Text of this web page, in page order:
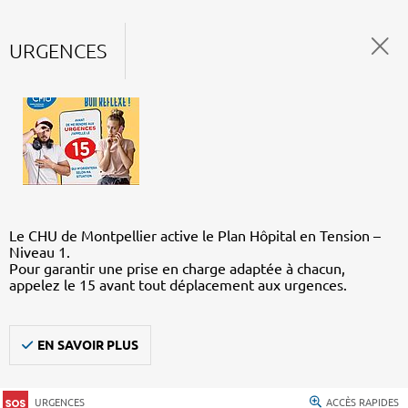
URGENCES
Le CHU de Montpellier active le Plan Hôpital en Tension –
Niveau 1.
Pour garantir une prise en charge adaptée à chacun,
appelez le 15 avant tout déplacement aux urgences.
EN SAVOIR PLUS
URGENCES ACCÈS RAPIDES